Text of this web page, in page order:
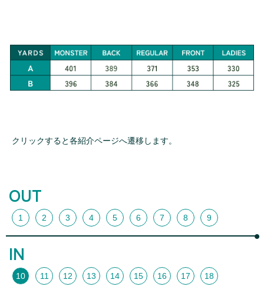
クリックすると各紹介ページへ遷移します。
OUT
1 2 3 4 5 6 7 8 9
IN
10 11 12 13 14 15 16 17 18